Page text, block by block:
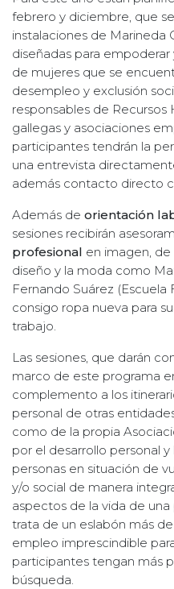
febrero y diciembre, que
instalaciones de Marineda
diseñadas para
de mujeres que se
desempleo y exclusión
responsables de
gallegas y asociaciones
participantes tendrán la
una entrevista
además contacto directo
Además de orientación
sesiones recibirán
profesional en imagen,
diseño y la moda como
Fernando Suárez (Escuela
consigo ropa nueva para
trabajo.
Las sesiones, que darán
marco de este programa
complemento a los
personal de otras
como de la propia
por el desarrollo personal
personas en situación de
y/o social de manera
aspectos de la vida de
trata de un eslabón más
empleo imprescindible
participantes tengan más
búsqueda.